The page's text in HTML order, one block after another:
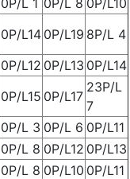
0P/L 1 0P/L 8 0P/L10
0P/L14 0P/L19 8P/L 4
0P/L12 0P/L13 0P/L14
0P/L15 0P/L17
23P/L
7
0P/L 3 0P/L 6 0P/L11
0P/L 8 0P/L12 0P/L13
0P/L 8 0P/L10 0P/L11